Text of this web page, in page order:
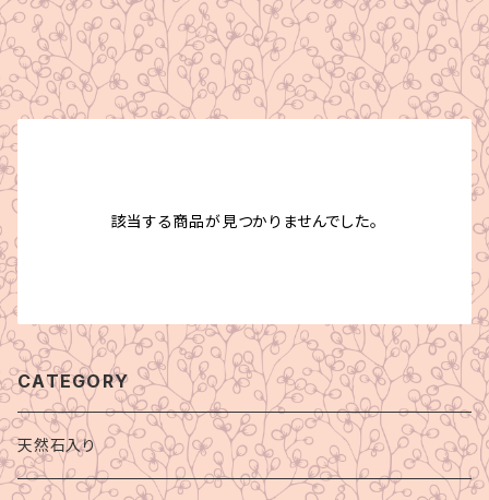
該当する商品が見つかりませんでした。
CATEGORY
天然石入り